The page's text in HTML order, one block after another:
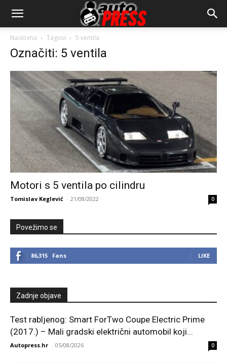
AutopressHR
Naslovna Tagovi 5 ventila
Označiti: 5 ventila
Motori s 5 ventila po cilindru
Tomislav Keglević - 21/08/2022 0
Povežimo se
86,315 Fans LIKE
Zadnje objave
Test rabljenog: Smart ForTwo Coupe Electric Prime
(2017.) – Mali gradski električni automobil koji...
Autopress.hr - 05/08/2026 0